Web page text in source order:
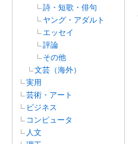
詩・短歌・俳句
ヤング・アダルト
エッセイ
評論
その他
文芸（海外）
実用
芸術・アート
ビジネス
コンピュータ
人文